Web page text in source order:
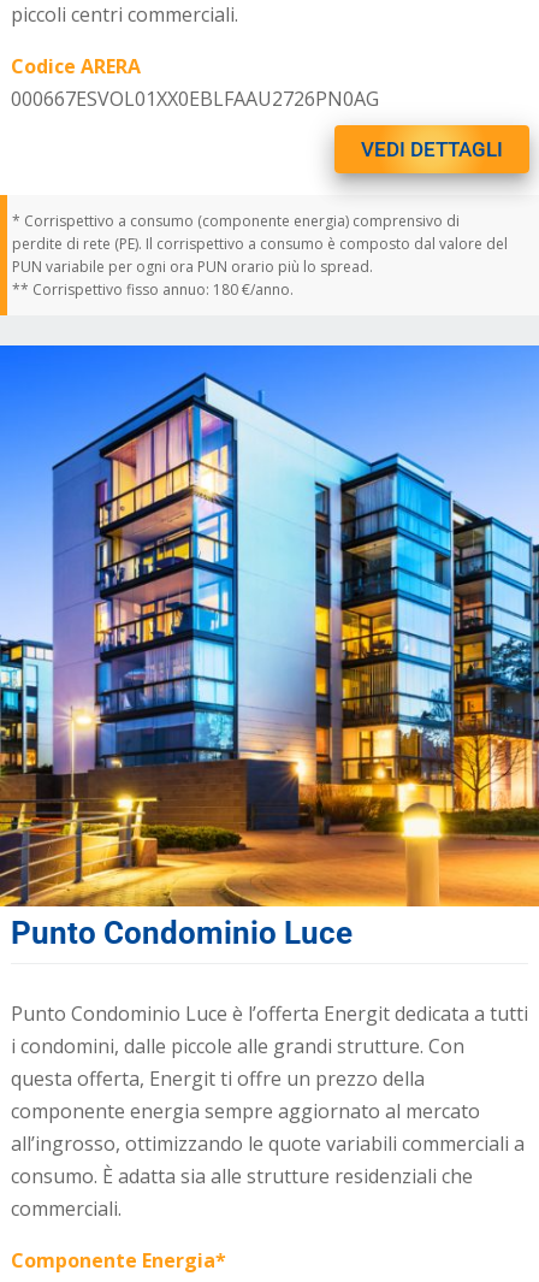
piccoli centri commerciali.
Codice ARERA
000667ESVOL01XX0EBLFAAU2726PN0AG
VEDI DETTAGLI
* Corrispettivo a consumo (componente energia) comprensivo di
perdite di rete (PE). Il corrispettivo a consumo è composto dal valore del
PUN variabile per ogni ora PUN orario più lo spread.
** Corrispettivo fisso annuo: 180 €/anno.
Punto Condominio Luce
Punto Condominio Luce è l’offerta Energit dedicata a tutti
i condomini, dalle piccole alle grandi strutture. Con
questa offerta, Energit ti offre un prezzo della
componente energia sempre aggiornato al mercato
all’ingrosso, ottimizzando le quote variabili commerciali a
consumo. È adatta sia alle strutture residenziali che
commerciali.
Componente Energia*